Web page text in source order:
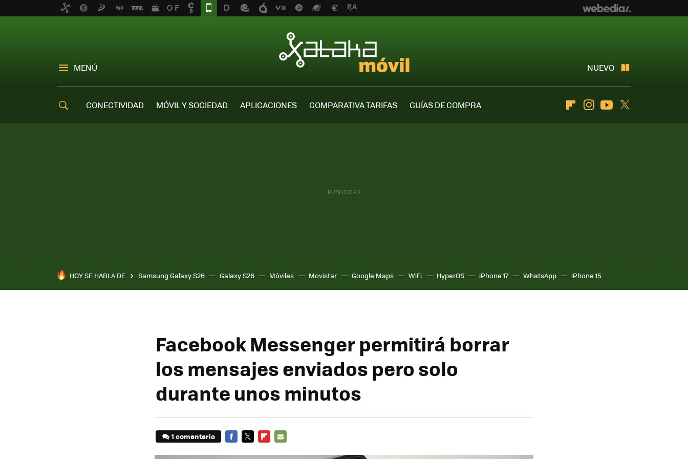
MENÚ NUEVO
CONECTIVIDAD MÓVIL Y SOCIEDAD APLICACIONES COMPARATIVA TARIFAS
GUÍAS DE COMPRA
FlipboardInstagramYoutube
HOY SE HABLA DE Samsung Galaxy S26 Galaxy S26 Móviles Movistar Google Maps WiFi HyperOS iPhone 17 WhatsApp iPhone 15
Facebook Messenger permitirá borrar
los mensajes enviados pero solo
durante unos minutos
1 comentario